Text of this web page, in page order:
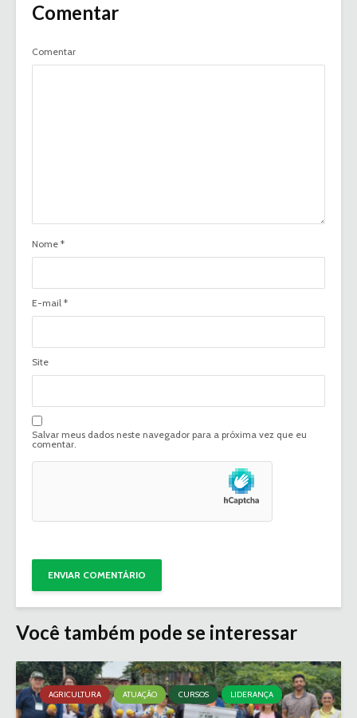
Comentar
Comentar
Nome *
E-mail *
Site
Salvar meus dados neste navegador para a próxima vez que eu
comentar.
Você também pode se interessar
AGRICULTURA ATUAÇÃO CURSOS LIDERANÇA